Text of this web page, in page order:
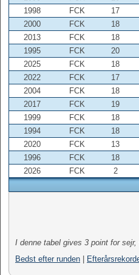
1998
FCK 17
2000
FCK 18
2013
FCK 18
1995
FCK 20
2025
FCK 18
2022
FCK 17
2004
FCK 18
2017
FCK 19
1999
FCK 18
1994
FCK 18
2020
FCK 13
1996
FCK 18
2026
FCK 2
I denne tabel gives 3 point for sejr,
Bedst efter runden